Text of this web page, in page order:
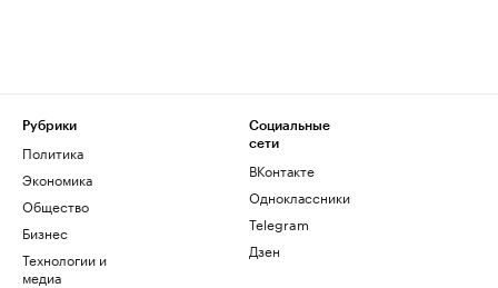
Рубрики
Политика
Экономика
Общество
Бизнес
Технологии и
медиа
Социальные
сети
ВКонтакте
Одноклассники
Telegram
Дзен